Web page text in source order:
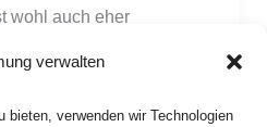
verwalten
bieten, verwenden wir Technologien
wohl auch eher
– süße Herzchen